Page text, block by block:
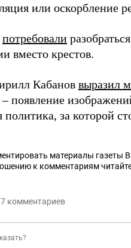
или оскорбление
потребовали
вместо крестов.
Кабанов выразил
– появление
за которой
материалы газеты
к комментариям
комментариев